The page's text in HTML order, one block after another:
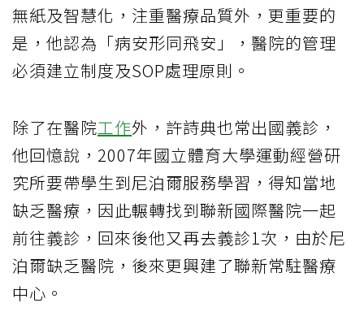
無紙及智慧化，注重醫療品質外，更重要的
是，他認為「病安形同飛安」，醫院的管理
必須建立制度及SOP處理原則。
除了在醫院工作外，許詩典也常出國義診，
他回憶說，2007年國立體育大學運動經營研
究所要帶學生到尼泊爾服務學習，得知當地
缺乏醫療，因此輾轉找到聯新國際醫院一起
前往義診，回來後他又再去義診1次，由於尼
泊爾缺乏醫院，後來更興建了聯新常駐醫療
中心。